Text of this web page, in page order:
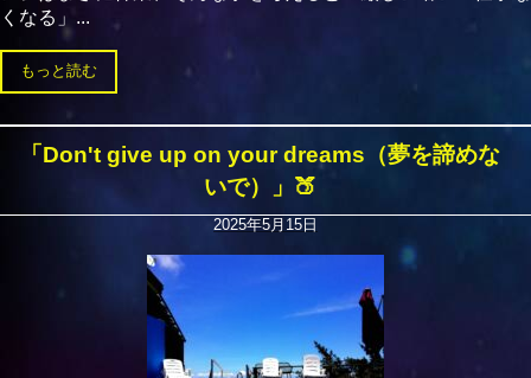
くなる」...
もっと読む
「Don't give up on your dreams（夢を諦めな
いで）」🍑
2025年5月15日